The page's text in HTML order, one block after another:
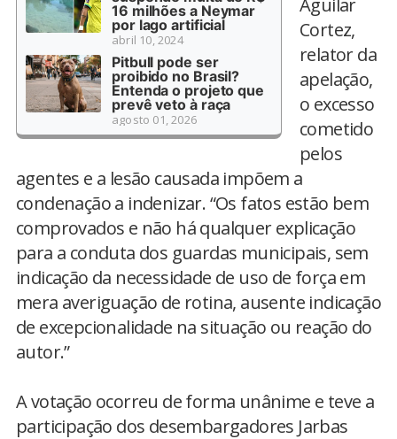
16 milhões a Neymar
por lago artificial
abril 10, 2024
Pitbull pode ser
proibido no Brasil?
Entenda o projeto que
prevê veto à raça
agosto 01, 2026
Aguilar
Cortez,
relator da
apelação,
o excesso
cometido
pelos
agentes e a lesão causada impõem a
condenação a indenizar. “Os fatos estão bem
comprovados e não há qualquer explicação
para a conduta dos guardas municipais, sem
indicação da necessidade de uso de força em
mera averiguação de rotina, ausente indicação
de excepcionalidade na situação ou reação do
autor.”
A votação ocorreu de forma unânime e teve a
participação dos desembargadores Jarbas